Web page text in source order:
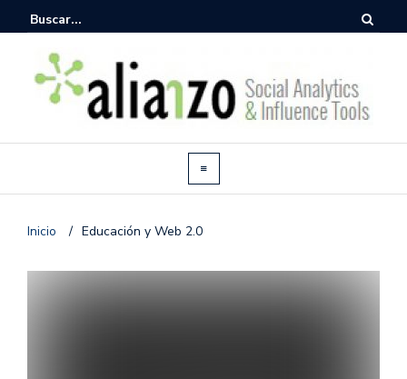
Inicio / Educación y Web 2.0